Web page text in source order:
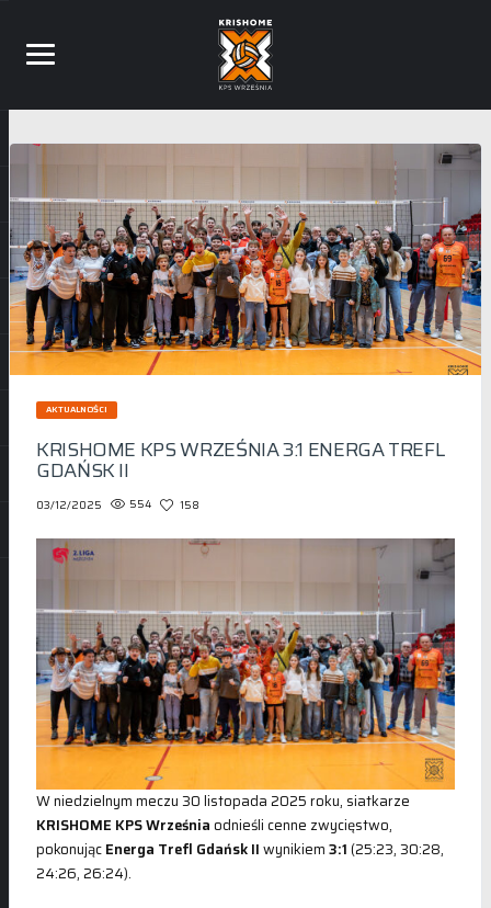
AKTUALNOŚCI
KRISHOME KPS WRZEŚNIA 3:1 ENERGA TREFL
GDAŃSK II
03/12/2025 554 158
W niedzielnym meczu 30 listopada 2025 roku, siatkarze
KRISHOME KPS Wrześniaodnieśli cenne zwycięstwo,
pokonującEnerga Trefl Gdańsk IIwynikiem3:1(25:23, 30:28,
24:26, 26:24).